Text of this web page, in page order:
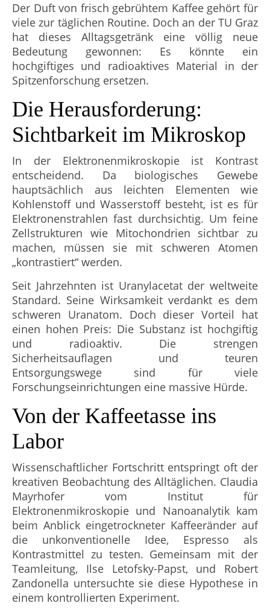
Der Duft von frisch gebrühtem Kaffee gehört für
viele zur täglichen Routine. Doch an der TU Graz
hat dieses Alltagsgetränk eine völlig neue
Bedeutung gewonnen: Es könnte ein
hochgiftiges und radioaktives Material in der
Spitzenforschung ersetzen.
Die Herausforderung:
Sichtbarkeit im Mikroskop
In der Elektronenmikroskopie ist Kontrast
entscheidend. Da biologisches Gewebe
hauptsächlich aus leichten Elementen wie
Kohlenstoff und Wasserstoff besteht, ist es für
Elektronenstrahlen fast durchsichtig. Um feine
Zellstrukturen wie Mitochondrien sichtbar zu
machen, müssen sie mit schweren Atomen
„kontrastiert“ werden.
Seit Jahrzehnten ist Uranylacetat der weltweite
Standard. Seine Wirksamkeit verdankt es dem
schweren Uranatom. Doch dieser Vorteil hat
einen hohen Preis: Die Substanz ist hochgiftig
und radioaktiv. Die strengen
Sicherheitsauflagen und teuren
Entsorgungswege sind für viele
Forschungseinrichtungen eine massive Hürde.
Von der Kaffeetasse ins
Labor
Wissenschaftlicher Fortschritt entspringt oft der
kreativen Beobachtung des Alltäglichen. Claudia
Mayrhofer vom Institut für
Elektronenmikroskopie und Nanoanalytik kam
beim Anblick eingetrockneter Kaffeeränder auf
die unkonventionelle Idee, Espresso als
Kontrastmittel zu testen. Gemeinsam mit der
Teamleitung, Ilse Letofsky-Papst, und Robert
Zandonella untersuchte sie diese Hypothese in
einem kontrollierten Experiment.